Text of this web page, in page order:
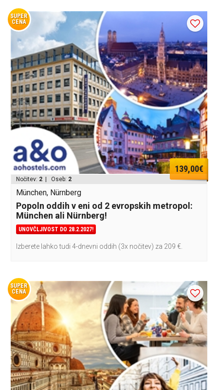
SUPER
CENA
139,00€
Nočitev: 2 | Oseb: 2
München, Nürnberg
Popoln oddih v eni od 2 evropskih metropol:
München ali Nürnberg!
UNOVČLJIVOST DO 28.2.2027!
Izberete lahko tudi 4-dnevni oddih (3x nočitev) za 209 €.
SUPER
CENA